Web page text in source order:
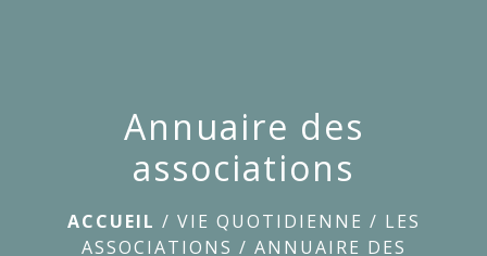
Annuaire des
associations
ACCUEIL / VIE QUOTIDIENNE / LES
ASSOCIATIONS / ANNUAIRE DES